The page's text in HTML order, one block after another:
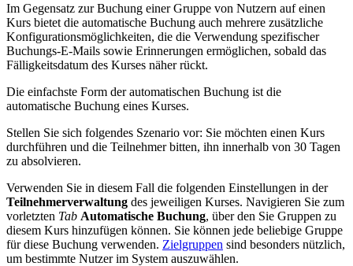
Im Gegensatz zur Buchung einer Gruppe von Nutzern auf einen
Kurs bietet die automatische Buchung auch mehrere zusätzliche
Konfigurationsmöglichkeiten, die die Verwendung spezifischer
Buchungs-E-Mails sowie Erinnerungen ermöglichen, sobald das
Fälligkeitsdatum des Kurses näher rückt.
Die einfachste Form der automatischen Buchung ist die
automatische Buchung eines Kurses.
Stellen Sie sich folgendes Szenario vor: Sie möchten einen Kurs
durchführen und die Teilnehmer bitten, ihn innerhalb von 30 Tagen
zu absolvieren.
Verwenden Sie in diesem Fall die folgenden Einstellungen in der
Teilnehmerverwaltung des jeweiligen Kurses. Navigieren Sie zum
vorletzten Tab Automatische Buchung, über den Sie Gruppen zu
diesem Kurs hinzufügen können. Sie können jede beliebige Gruppe
für diese Buchung verwenden. Zielgruppen sind besonders nützlich,
um bestimmte Nutzer im System auszuwählen.